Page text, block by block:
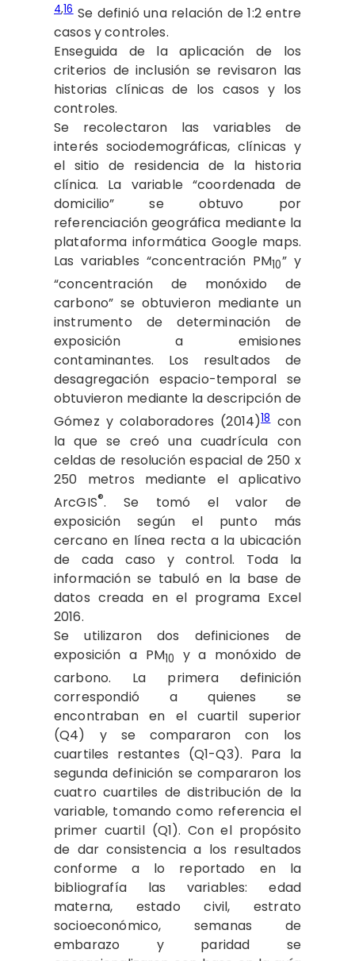
4,16Se definió una relación de 1:2 entre
casos y controles.
Enseguida de la aplicación de los
criterios de inclusión se revisaron las
historias clínicas de los casos y los
controles.
Se recolectaron las variables de
interés sociodemográficas, clínicas y
el sitio de residencia de la historia
clínica. La variable “coordenada de
domicilio” se obtuvo por
referenciación geográfica mediante la
plataforma informática Google maps.
Las variables “concentración PM10” y
“concentración de monóxido de
carbono” se obtuvieron mediante un
instrumento de determinación de
exposición a emisiones
contaminantes. Los resultados de
desagregación espacio-temporal se
obtuvieron mediante la descripción de
Gómez y colaboradores (2014)18con
la que se creó una cuadrícula con
celdas de resolución espacial de 250 x
250 metros mediante el aplicativo
ArcGIS®. Se tomó el valor de
exposición según el punto más
cercano en línea recta a la ubicación
de cada caso y control. Toda la
información se tabuló en la base de
datos creada en el programa Excel
2016.
Se utilizaron dos definiciones de
exposición a PM10
y a monóxido de
carbono. La primera definición
correspondió a quienes se
encontraban en el cuartil superior
(Q4) y se compararon con los
cuartiles restantes (Q1-Q3). Para la
segunda definición se compararon los
cuatro cuartiles de distribución de la
variable, tomando como referencia el
primer cuartil (Q1). Con el propósito
de dar consistencia a los resultados
conforme a lo reportado en la
bibliografía las variables: edad
materna, estado civil, estrato
socioeconómico, semanas de
embarazo y paridad se